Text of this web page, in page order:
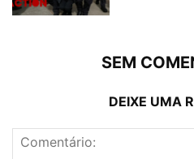
SEM
DEIXE UMA